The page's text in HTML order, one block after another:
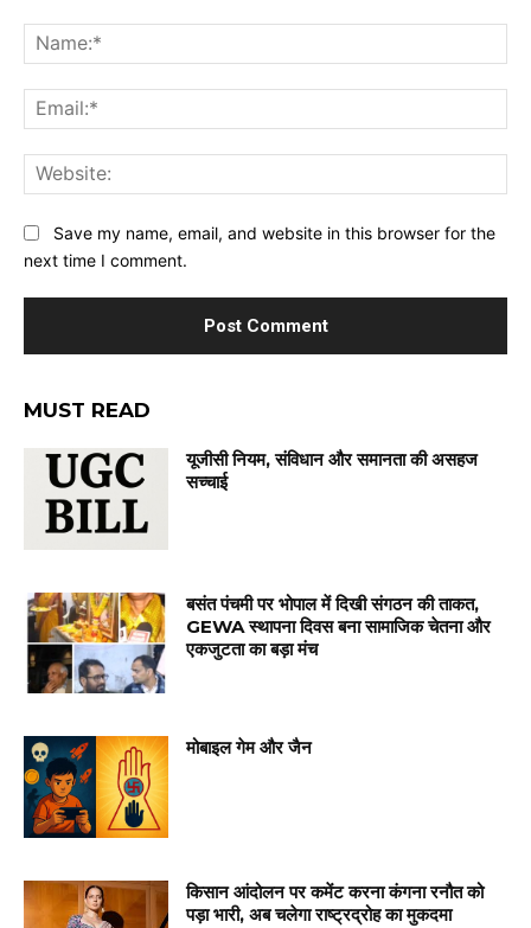
Save my name, email, and website in this browser for the
next time I comment.
MUST READ
यूजीसी नियम, संविधान और समानता की असहज
सच्चाई
बसंत पंचमी पर भोपाल में दिखी संगठन की ताकत,
GEWA स्थापना दिवस बना सामाजिक चेतना और
एकजुटता का बड़ा मंच
मोबाइल गेम और जैन
किसान आंदोलन पर कमेंट करना कंगना रनौत को
पड़ा भारी, अब चलेगा राष्ट्रद्रोह का मुकदमा